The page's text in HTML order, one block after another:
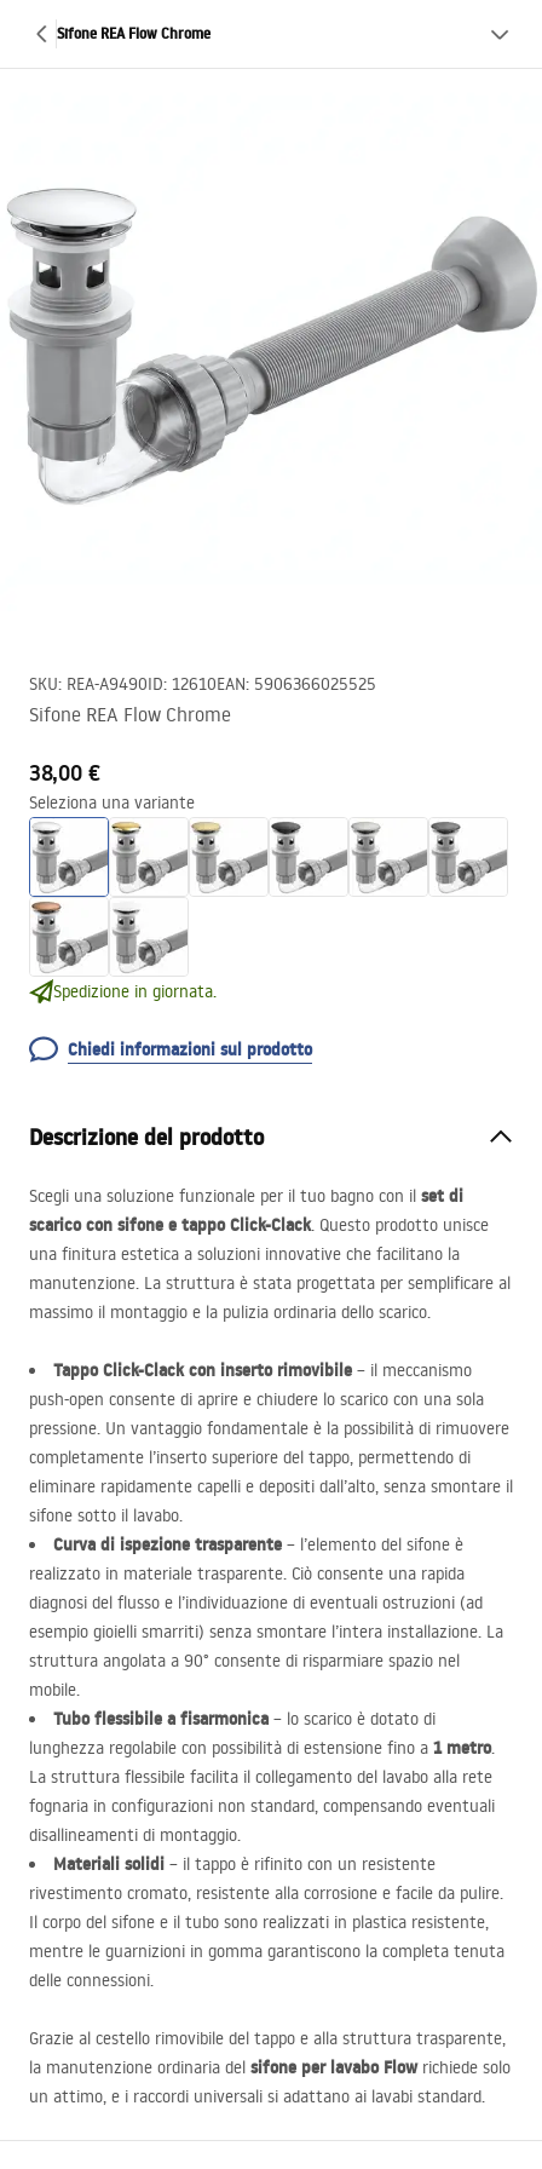
Sifone REA Flow Chrome
SKU: REA-A9490ID: 12610EAN: 5906366025525
Sifone REA Flow Chrome
38,00 €
Seleziona una variante
Spedizione in giornata.
Chiedi informazioni sul prodotto
Descrizione del prodotto
Scegli una soluzione funzionale per il tuo bagno con il set di
scarico con sifone e tappo Click-Clack. Questo prodotto unisce
una finitura estetica a soluzioni innovative che facilitano la
manutenzione. La struttura è stata progettata per semplificare al
massimo il montaggio e la pulizia ordinaria dello scarico.
Tappo Click-Clack con inserto rimovibile – il meccanismo
push-open consente di aprire e chiudere lo scarico con una sola
pressione. Un vantaggio fondamentale è la possibilità di rimuovere
completamente l’inserto superiore del tappo, permettendo di
eliminare rapidamente capelli e depositi dall’alto, senza smontare il
sifone sotto il lavabo.
Curva di ispezione trasparente – l’elemento del sifone è
realizzato in materiale trasparente. Ciò consente una rapida
diagnosi del flusso e l’individuazione di eventuali ostruzioni (ad
esempio gioielli smarriti) senza smontare l’intera installazione. La
struttura angolata a 90° consente di risparmiare spazio nel
mobile.
Tubo flessibile a fisarmonica – lo scarico è dotato di
lunghezza regolabile con possibilità di estensione fino a 1 metro.
La struttura flessibile facilita il collegamento del lavabo alla rete
fognaria in configurazioni non standard, compensando eventuali
disallineamenti di montaggio.
Materiali solidi – il tappo è rifinito con un resistente
rivestimento cromato, resistente alla corrosione e facile da pulire.
Il corpo del sifone e il tubo sono realizzati in plastica resistente,
mentre le guarnizioni in gomma garantiscono la completa tenuta
delle connessioni.
Grazie al cestello rimovibile del tappo e alla struttura trasparente,
la manutenzione ordinaria del sifone per lavabo Flowrichiede solo
un attimo, e i raccordi universali si adattano ai lavabi standard.